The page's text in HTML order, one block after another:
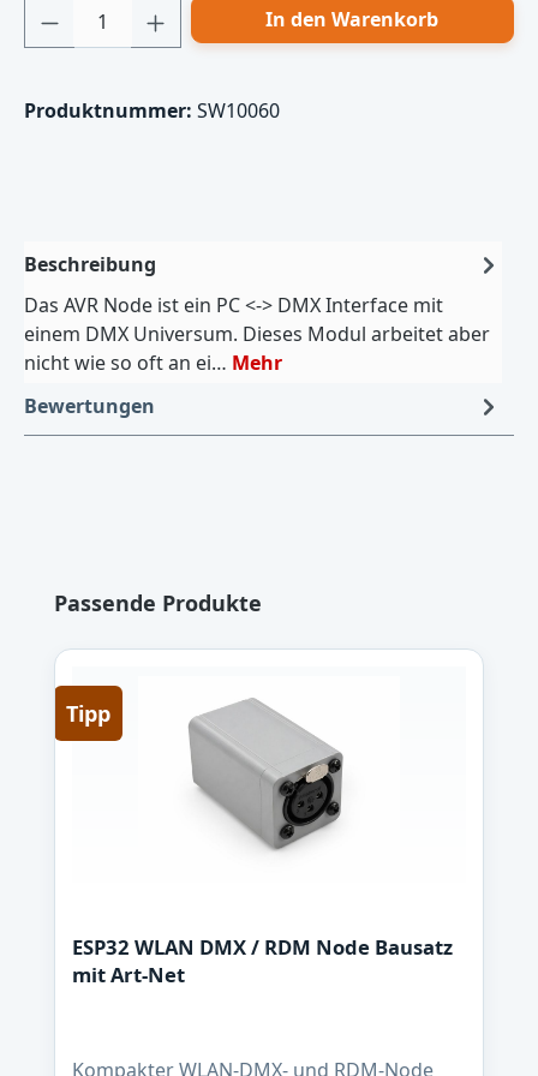
Produkt Anzahl: Gib den gewünschten
In den Warenkorb
Produktnummer: SW10060
Beschreibung
Das AVR Node ist ein PC <-> DMX Interface mit
einem DMX Universum. Dieses Modul arbeitet aber
nicht wie so oft an ei… Mehr
Bewertungen
Produktgalerie überspringen
Passende Produkte
Tipp
ESP32 WLAN DMX / RDM Node Bausatz
mit Art-Net
Kompakter WLAN-DMX- und RDM-Node